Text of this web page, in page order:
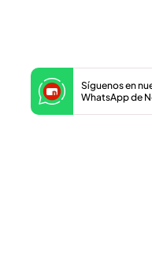
Síguenos en
WhatsApp de